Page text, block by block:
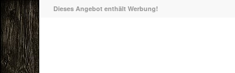
Dieses Angebot enthält Werbung!